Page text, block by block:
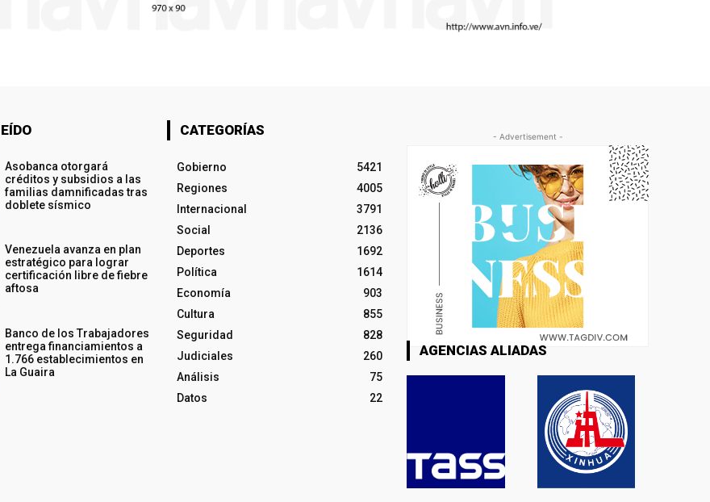
Asobanca otorgará
créditos y subsidios a las
familias damnificadas tras
doblete sísmico
Venezuela avanza en plan
estratégico para lograr
certificación libre de fiebre
aftosa
Banco de los Trabajadores
entrega financiamientos a
1.766 establecimientos en
La Guaira
CATEGORÍAS
Gobierno
5421
Regiones
4005
Internacional
3791
Social
2136
Deportes
1692
Política
1614
Economía
903
Cultura
855
Seguridad
828
Judiciales
260
Análisis
75
Datos
22
- Advertisement -
AGENCIAS ALIADAS